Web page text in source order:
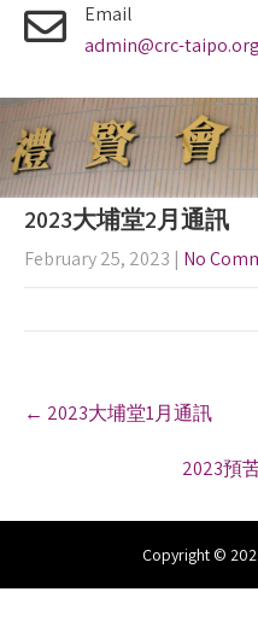
Email
admin@crc-taipo.org
2023大埔堂2月通訊
February 25, 2023 | No
o
a
i
← 2023大埔堂1月通訊
2023預
Copyright ©